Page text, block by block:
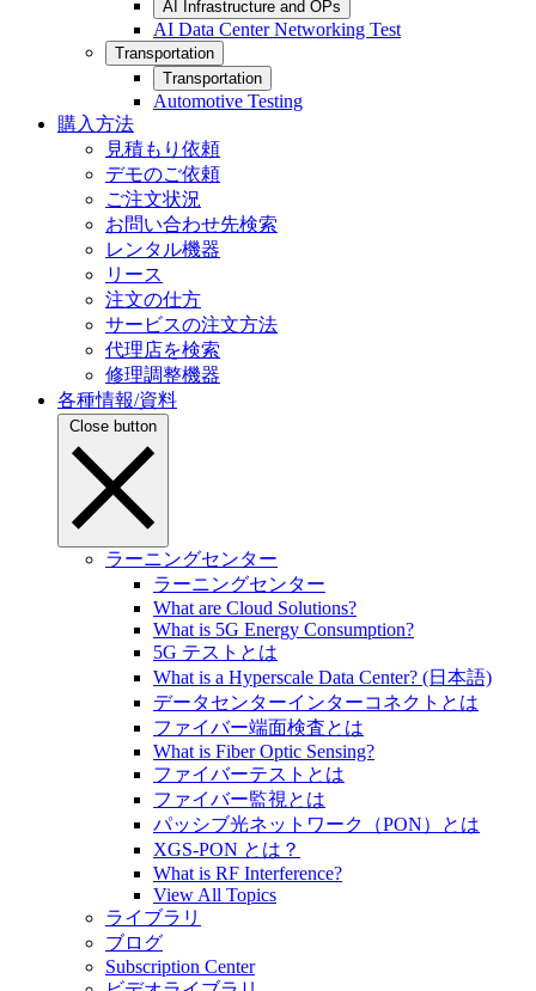
AI Infrastructure and OPs
AI Data Center Networking Test
Transportation
Transportation
Automotive Testing
購入方法
見積もり依頼
デモのご依頼
ご注文状況
お問い合わせ先検索
レンタル機器
リース
注文の仕方
サービスの注文方法
代理店を検索
修理調整機器
各種情報/資料
Close button
ラーニングセンター
ラーニングセンター
What are Cloud Solutions?
What is 5G Energy Consumption?
5G テストとは
What is a Hyperscale Data Center? (日本語)
データセンターインターコネクトとは
ファイバー端面検査とは
What is Fiber Optic Sensing?
ファイバーテストとは
ファイバー監視とは
パッシブ光ネットワーク（PON）とは
XGS-PON とは？
What is RF Interference?
View All Topics
ライブラリ
ブログ
Subscription Center